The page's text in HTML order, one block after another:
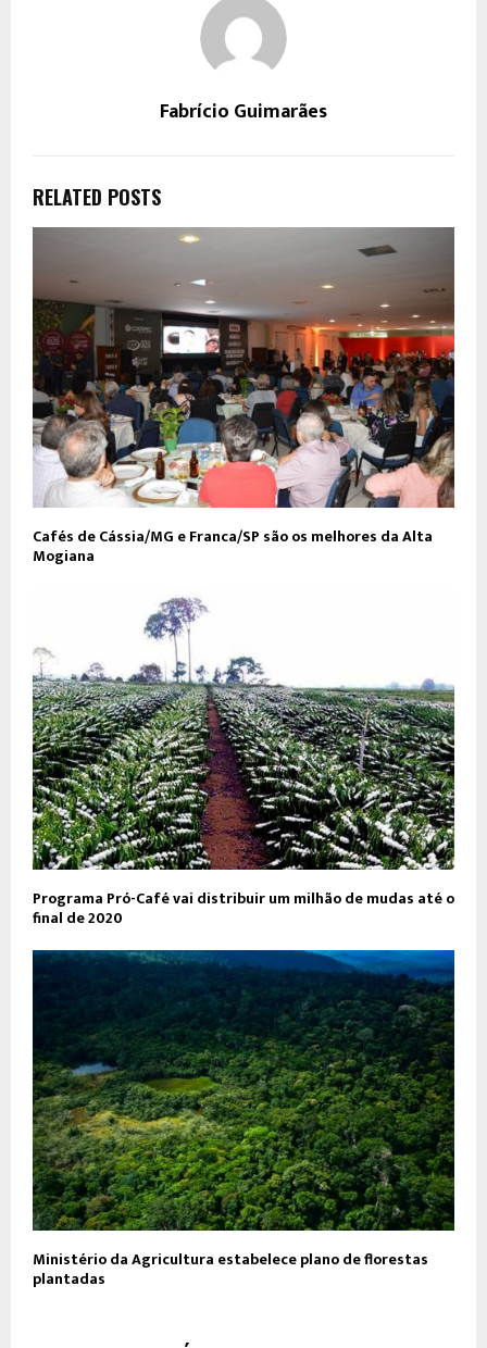
Fabrício Guimarães
RELATED POSTS
Cafés de Cássia/MG e Franca/SP são os melhores da Alta
Mogiana
Programa Pró-Café vai distribuir um milhão de mudas até o
final de 2020
Ministério da Agricultura estabelece plano de florestas
plantadas